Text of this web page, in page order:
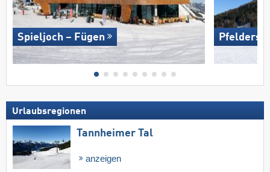
Spieljoch – Fügen Pfelders
Urlaubsregionen
Tannheimer Tal
anzeigen